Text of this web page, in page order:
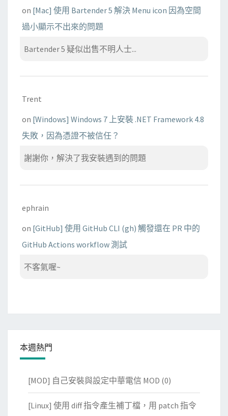
on [Mac] 使用 Bartender 5 解決 Menu icon 因為空間
過小顯示不出來的問題
Bartender 5 疑似出售不明人士...
Trent
on [Windows] Windows 7 上安裝 .NET Framework 4.8
失敗，因為憑證不被信任？
謝謝你，解決了我安裝遇到的問題
ephrain
on [GitHub] 使用 GitHub CLI (gh) 觸發還在 PR 中的
GitHub Actions workflow 測試
不客氣喔~
本週熱門
[MOD] 自己安裝與設定中華電信 MOD (0)
[Linux] 使用 diff 指令產生補丁檔，用 patch 指令